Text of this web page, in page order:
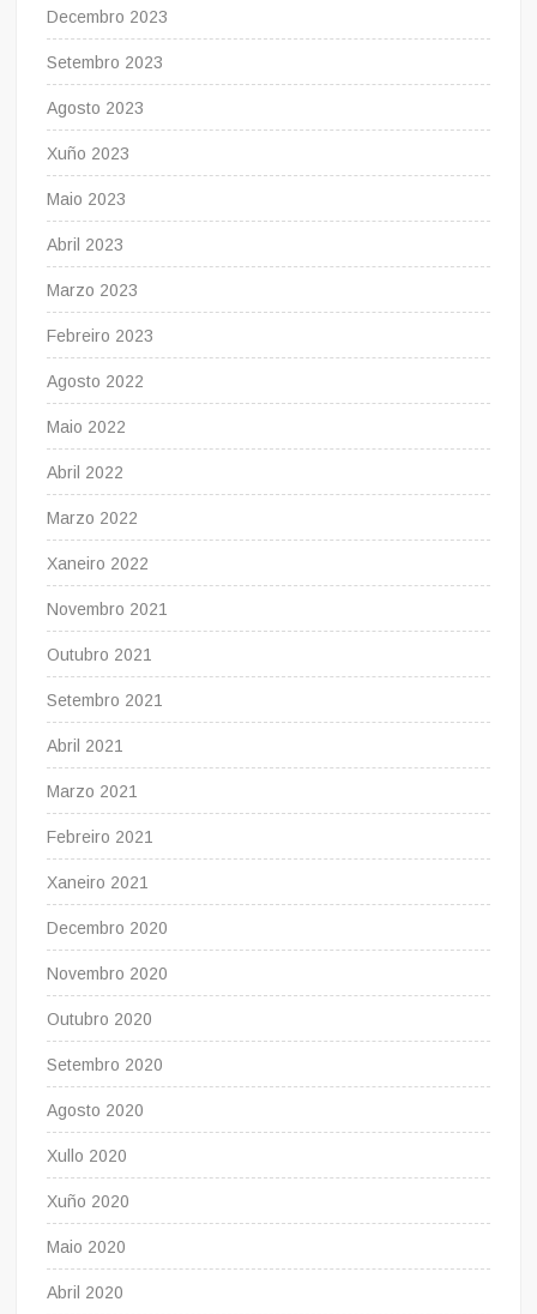
Decembro 2023
Setembro 2023
Agosto 2023
Xuño 2023
Maio 2023
Abril 2023
Marzo 2023
Febreiro 2023
Agosto 2022
Maio 2022
Abril 2022
Marzo 2022
Xaneiro 2022
Novembro 2021
Outubro 2021
Setembro 2021
Abril 2021
Marzo 2021
Febreiro 2021
Xaneiro 2021
Decembro 2020
Novembro 2020
Outubro 2020
Setembro 2020
Agosto 2020
Xullo 2020
Xuño 2020
Maio 2020
Abril 2020